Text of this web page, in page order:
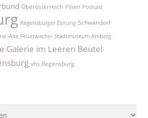
Oberösterreich Pilsen Podcast
Regensburger Zeitung Schwandorf
›Alte Feuerwache‹ Stadtmuseum Amberg
Galerie im Leeren Beutel
vhs Regensburg